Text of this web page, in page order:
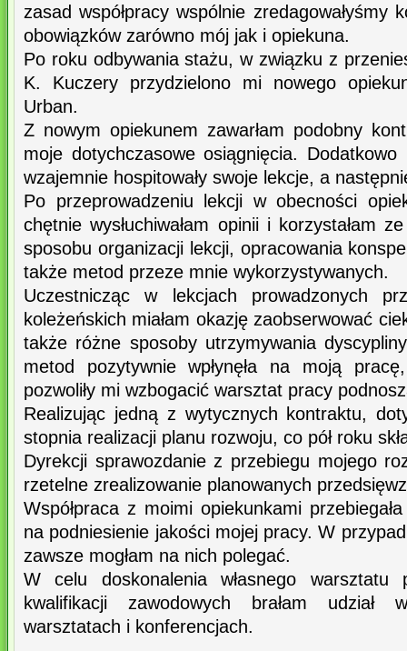
zasad współpracy wspólnie zredagowałyśmy
obowiązków zarówno mój jak i opiekuna.
Po roku odbywania stażu, w związku z
K. Kuczery przydzielono mi nowego
Urban.
Z nowym opiekunem zawarłam podobny
moje dotychczasowe osiągnięcia. Dodatkowo
wzajemnie hospitowały swoje lekcje, a
Po przeprowadzeniu lekcji w obecności
chętnie wysłuchiwałam opinii i korzystałam
sposobu organizacji lekcji, opracowania
także metod przeze mnie wykorzystywanych.
Uczestnicząc w lekcjach prowadzonych
koleżeńskich miałam okazję zaobserwować
także różne sposoby utrzymywania
metod pozytywnie wpłynęła na moją
pozwoliły mi wzbogacić warsztat pracy
Realizując jedną z wytycznych kontraktu,
stopnia realizacji planu rozwoju, co pół roku
Dyrekcji sprawozdanie z przebiegu mojego
rzetelne zrealizowanie planowanych
Współpraca z moimi opiekunkami
na podniesienie jakości mojej pracy. W
zawsze mogłam na nich polegać.
W celu doskonalenia własnego warsztatu
kwalifikacji zawodowych brałam udział
warsztatach i konferencjach.